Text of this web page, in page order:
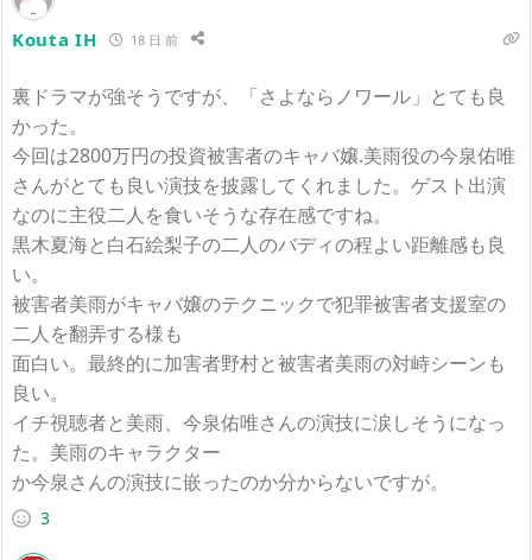
Kouta IH 18 日 前
裏ドラマが強そうですが、「さよならノワール」とても良
かった。
今回は2800万円の投資被害者のキャバ嬢.美雨役の今泉佑唯
さんがとても良い演技を披露してくれました。ゲスト出演
なのに主役二人を食いそうな存在感ですね。
黒木夏海と白石絵梨子の二人のバディの程よい距離感も良
い。
被害者美雨がキャバ嬢のテクニックで犯罪被害者支援室の
二人を翻弄する様も
面白い。最終的に加害者野村と被害者美雨の対峙シーンも
良い。
イチ視聴者と美雨、今泉佑唯さんの演技に涙しそうになっ
た。美雨のキャラクター
か今泉さんの演技に嵌ったのか分からないですが。
3